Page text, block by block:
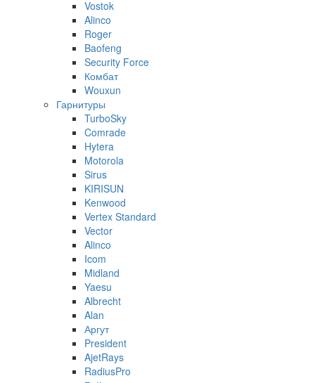
Vostok
Alinco
Roger
Baofeng
Security Force
Комбат
Wouxun
Гарнитуры
TurboSky
Comrade
Hytera
Motorola
Sirus
KIRISUN
Kenwood
Vertex Standard
Vector
Alinco
Icom
Midland
Yaesu
Albrecht
Alan
Аргут
President
AjetRays
RadiusPro